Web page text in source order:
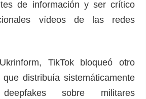
de información y ser crítico
vídeos de las redes
TikTok bloqueó otro
distribuía sistemáticamente
sobre militares